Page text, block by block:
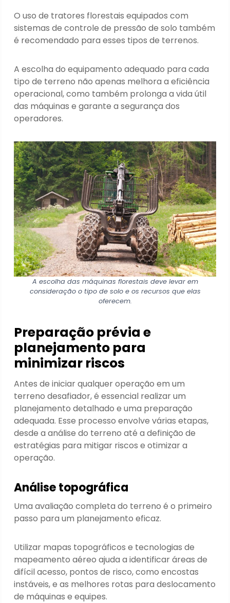
O uso de tratores florestais equipados com
sistemas de controle de pressão de solo também
é recomendado para esses tipos de terrenos.
A escolha do equipamento adequado para cada
tipo de terreno não apenas melhora a eficiência
operacional, como também prolonga a vida útil
das máquinas e garante a segurança dos
operadores.
A escolha das máquinas florestais deve levar em
consideração o tipo de solo e os recursos que elas
oferecem.
Preparação prévia e
planejamento para
minimizar riscos
Antes de iniciar qualquer operação em um
terreno desafiador, é essencial realizar um
planejamento detalhado e uma preparação
adequada. Esse processo envolve várias etapas,
desde a análise do terreno até a definição de
estratégias para mitigar riscos e otimizar a
operação.
Análise topográfica
Uma avaliação completa do terreno é o primeiro
passo para um planejamento eficaz.
Utilizar mapas topográficos e tecnologias de
mapeamento aéreo ajuda a identificar áreas de
difícil acesso, pontos de risco, como encostas
instáveis, e as melhores rotas para deslocamento
de máquinas e equipes.